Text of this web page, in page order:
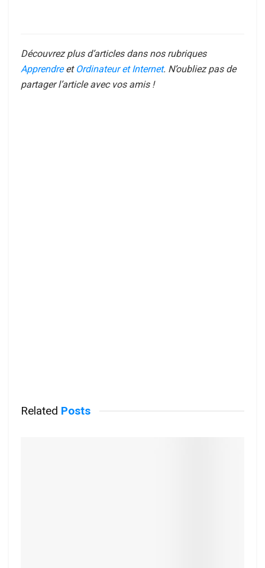
Découvrez plus d’articles dans nos rubriques
Apprendreet Ordinateur et Internet. N’oubliez pas de
partager l’article avec vos amis !
Related Posts